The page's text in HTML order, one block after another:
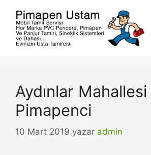
Aydınlar Mahallesi
Pimapenci
10 Mart 2019 yazar admin